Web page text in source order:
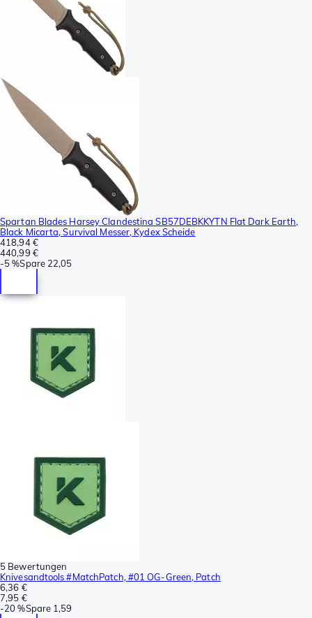
Spartan Blades Harsey Clandestina SB57DEBKKYTN Flat Dark Earth,
Black Micarta, Survival Messer, Kydex Scheide
418,94 €
440,99 €
-5 %Spare 22,05
5 Bewertungen
Knivesandtools #MatchPatch, #01 OG-Green, Patch
6,36 €
7,95 €
-20 %Spare 1,59